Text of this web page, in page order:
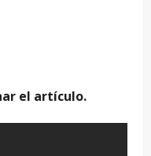
el artículo.